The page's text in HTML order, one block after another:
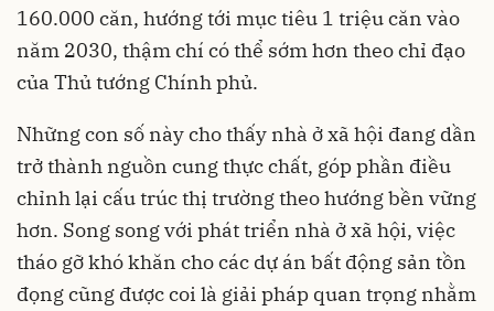
160.000 căn, hướng tới mục tiêu 1 triệu căn vào
năm 2030, thậm chí có thể sớm hơn theo chỉ đạo
của Thủ tướng Chính phủ.
Những con số này cho thấy nhà ở xã hội đang dần
trở thành nguồn cung thực chất, góp phần điều
chỉnh lại cấu trúc thị trường theo hướng bền vững
hơn. Song song với phát triển nhà ở xã hội, việc
tháo gỡ khó khăn cho các dự án bất động sản tồn
đọng cũng được coi là giải pháp quan trọng nhằm